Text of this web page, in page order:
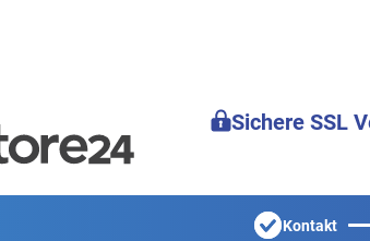
Sichere SSL
Kontakt